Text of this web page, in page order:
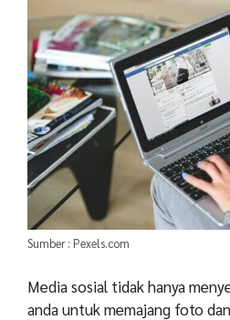
Sumber : Pexels.com
Media sosial tidak hanya
anda untuk memajang foto